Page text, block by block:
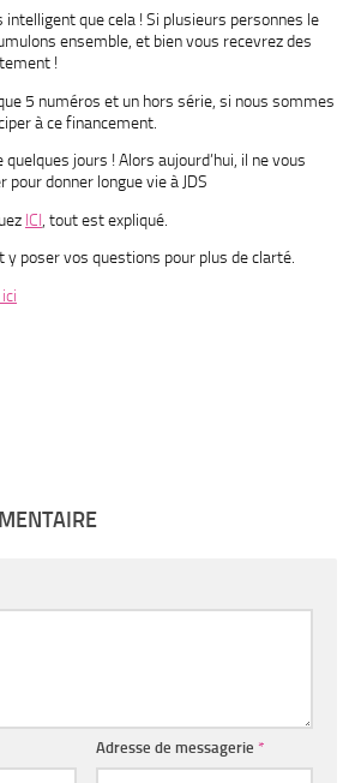
intelligent que cela ! Si plusieurs personnes le
ensemble, et bien vous recevrez des
!
5 numéros et un hors série, si nous sommes
à ce financement.
jours ! Alors aujourd’hui, il ne vous
pour donner longue vie à JDS
ICI , tout est expliqué.
y poser vos questions pour plus de clarté.
Adresse de messagerie *